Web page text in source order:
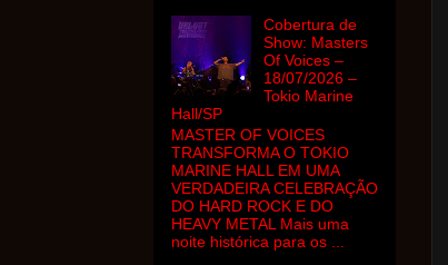
Cobertura de
Show: Masters
Of Voices –
18/07/2026 –
Tokio Marine
Hall/SP
MASTER OF VOICES
TRANSFORMA O TOKIO
MARINE HALL EM UMA
VERDADEIRA CELEBRAÇÃO
DO HARD ROCK E DO
HEAVY METAL Mais uma
noite histórica para os ...